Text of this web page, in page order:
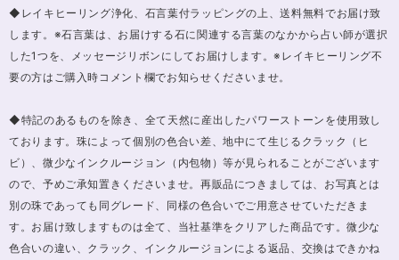
◆レイキヒーリング浄化、石言葉付ラッピングの上、送料無料でお届け致
します。※石言葉は、お届けする石に関連する言葉のなかから占い師が選択
した1つを、メッセージリボンにしてお届けします。※レイキヒーリング不
要の方はご購入時コメント欄でお知らせくださいませ。
◆特記のあるものを除き、全て天然に産出したパワーストーンを使用致し
ております。珠によって個別の色合い差、地中にて生じるクラック（ヒ
ビ）、微少なインクルージョン（内包物）等が見られることがございます
ので、予めご承知置きくださいませ。再販品につきましては、お写真とは
別の珠であっても同グレード、同様の色合いでご用意させていただきま
す。お届け致しますものは全て、当社基準をクリアした商品です。微少な
色合いの違い、クラック、インクルージョンによる返品、交換はできかね